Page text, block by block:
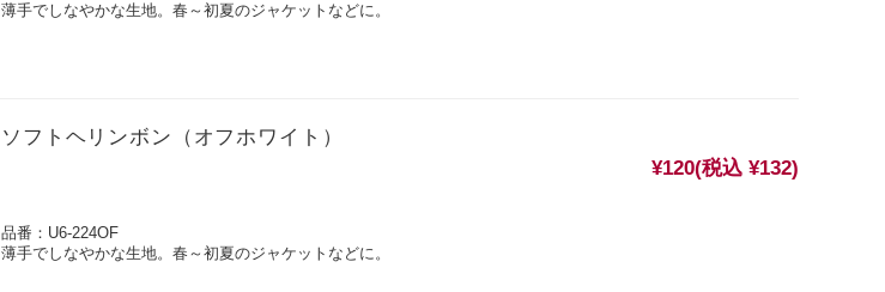
薄手でしなやかな生地。春～初夏のジャケットなどに。
ソフトヘリンボン（オフホワイト）
¥120(税込 ¥132)
品番：U6-224OF
薄手でしなやかな生地。春～初夏のジャケットなどに。